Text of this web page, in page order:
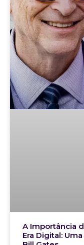
A Importância
Era Digital: